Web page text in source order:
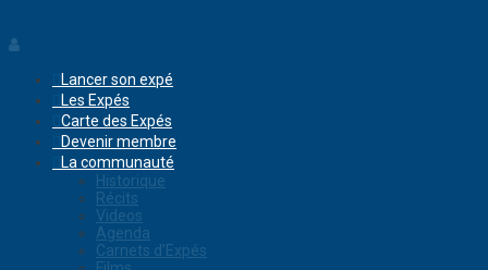
Lancer son expé
Les Expés
Carte des Expés
Devenir membre
La communauté
Historique
Récits
Videos
Agenda
Carnets d’Expés